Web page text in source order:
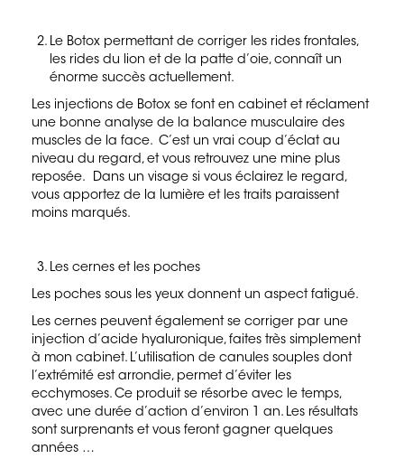
Le Botox permettant de corriger les rides frontales,
les rides du lion et de la patte d’oie, connaît un
énorme succès actuellement.
Les injections de Botox se font en cabinet et réclament
une bonne analyse de la balance musculaire des
muscles de la face. C’est un vrai coup d’éclat au
niveau du regard, et vous retrouvez une mine plus
reposée. Dans un visage si vous éclairez le regard,
vous apportez de la lumière et les traits paraissent
moins marqués.
Les cernes et les poches
Les poches sous les yeux donnent un aspect fatigué.
Les cernes peuvent également se corriger par une
injection d’acide hyaluronique, faites très simplement
à mon cabinet. L’utilisation de canules souples dont
l’extrémité est arrondie, permet d’éviter les
ecchymoses. Ce produit se résorbe avec le temps,
avec une durée d’action d’environ 1 an. Les résultats
sont surprenants et vous feront gagner quelques
années …